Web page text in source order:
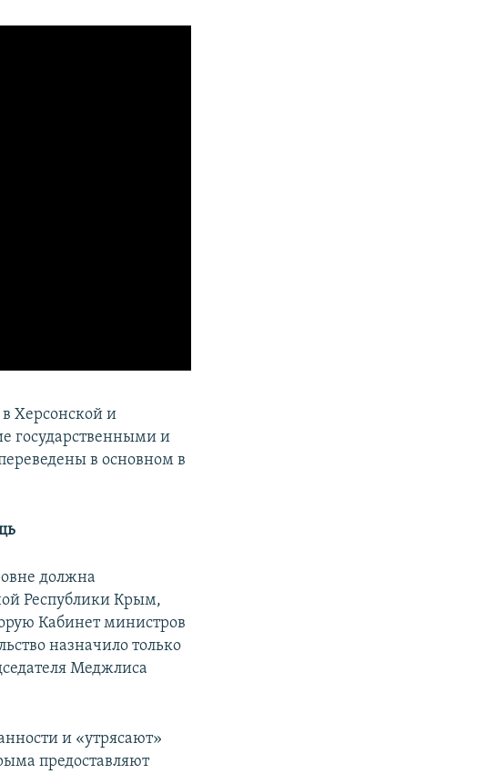
Херсонской и
государственными и
в основном в
должна
Республики Крым,
Кабинет министров
назначило только
Меджлиса
и «утрясают»
предоставляют